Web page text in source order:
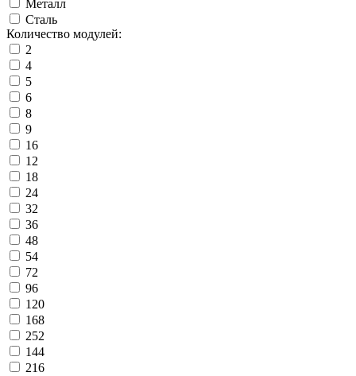
Металл
Сталь
Количество модулей:
2
4
5
6
8
9
16
12
18
24
32
36
48
54
72
96
120
168
252
144
216